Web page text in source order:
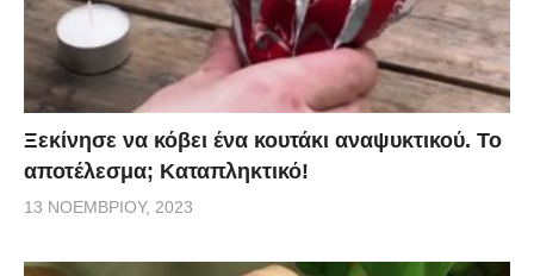
Ξεκίνησε να κόβει ένα κουτάκι αναψυκτικού. Το
αποτέλεσμα; Καταπληκτικό!
13 ΝΟΕΜΒΡΊΟΥ, 2023